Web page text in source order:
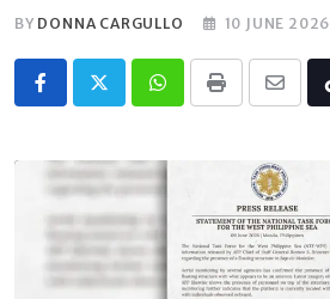
BY DONNA CARGULLO 10 JUNE 2026
Whatsapp
Print
Share
Email